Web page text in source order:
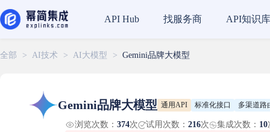
全部 > AI技术 > AI大模型 > Gemini品牌大模型
Gemini品牌大模型 通用API 标准化接口 多渠道路
浏览次数： 374次 试用次数： 216次 集成次数： 10
API Hub 找服务商 API知识库